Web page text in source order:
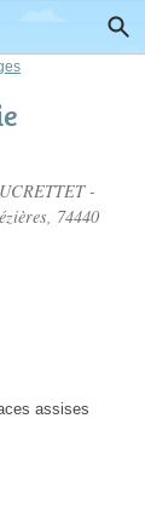
-
, 74440
assises